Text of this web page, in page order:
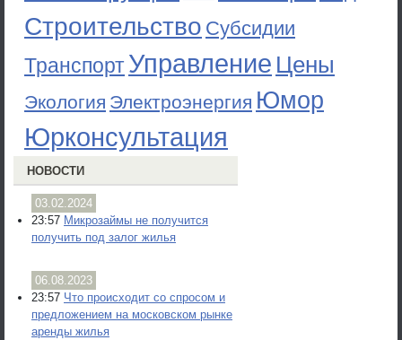
Строительство Субсидии
ТранспортУправление Цены
Экология Электроэнергия Юмор
Юрконсультация
НОВОСТИ
03.02.2024
23:57 Микрозаймы не получится
получить под залог жилья
06.08.2023
23:57 Что происходит со спросом и
предложением на московском рынке
аренды жилья